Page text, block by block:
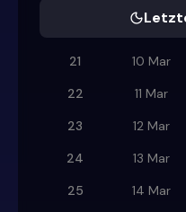
21 10 Mar
22
11 Mar
23
12 Mar
24
13 Mar
25
14 Mar